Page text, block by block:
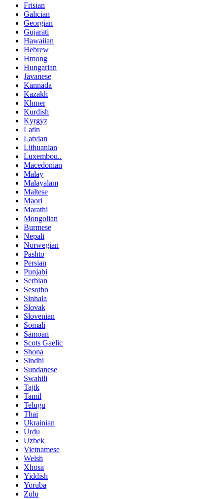
Frisian
Galician
Georgian
Gujarati
Hawaiian
Hebrew
Hmong
Hungarian
Javanese
Kannada
Kazakh
Khmer
Kurdish
Kyrgyz
Latin
Latvian
Lithuanian
Luxembou..
Macedonian
Malay
Malayalam
Maltese
Maori
Marathi
Mongolian
Burmese
Nepali
Norwegian
Pashto
Persian
Punjabi
Serbian
Sesotho
Sinhala
Slovak
Slovenian
Somali
Samoan
Scots Gaelic
Shona
Sindhi
Sundanese
Swahili
Tajik
Tamil
Telugu
Thai
Ukrainian
Urdu
Uzbek
Vietnamese
Welsh
Xhosa
Yiddish
Yoruba
Zulu